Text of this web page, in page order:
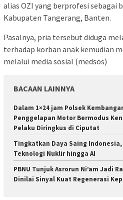
alias OZI yang berprofesi sebagai
Kabupaten Tangerang, Banten.
Pasalnya, pria tersebut diduga
terhadap korban anak kemudian
melalui media sosial (medsos)
BACAAN LAINNYA
Dalam 1×24 jam Polsek
Penggelapan Motor Bermodus
Pelaku Diringkus di Ciputat
Tingkatkan Daya Saing Indonesia,
Teknologi Nuklir hingga AI
PBNU Tunjuk Asrorun Ni’am Jadi
Dinilai Sinyal Kuat Regenerasi